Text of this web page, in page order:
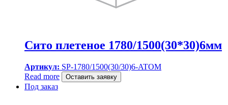
Сито плетеное 1780/1500(30*30)6мм
Артикул: SP-1780/1500(30/30)6-ATOM
Read more
Оставить заявку
Под заказ